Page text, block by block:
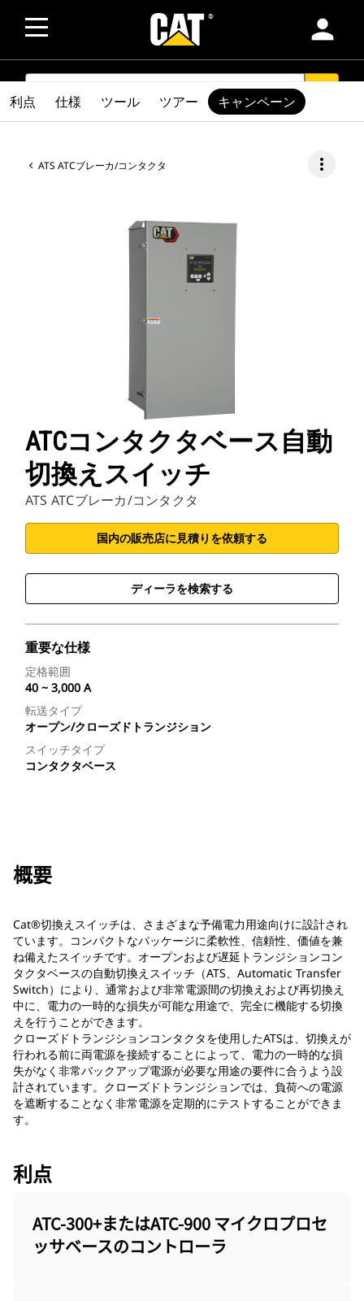
person
SEARCH
ATS ATCブレーカ/コンタクタ more_vert
ATCコンタクタベース自動
切換えスイッチ
ATS ATCブレーカ/コンタクタ
国内の販売店に見積りを依頼する
ディーラを検索する
重要な仕様
定格範囲
40 ~ 3,000 A
転送タイプ
オープン/クローズドトランジション
スイッチタイプ
コンタクタベース
利点 仕様 ツール ツアー キャンペーン
概要
Cat®切換えスイッチは、さまざまな予備電力用途向けに設計され
ています。コンパクトなパッケージに柔軟性、信頼性、価値を兼
ね備えたスイッチです。オープンおよび遅延トランジションコン
タクタベースの自動切換えスイッチ（ATS、Automatic Transfer
Switch）により、通常および非常電源間の切換えおよび再切換え
中に、電力の一時的な損失が可能な用途で、完全に機能する切換
えを行うことができます。
クローズドトランジションコンタクタを使用したATSは、切換えが
行われる前に両電源を接続することによって、電力の一時的な損
失がなく非常バックアップ電源が必要な用途の要件に合うよう設
計されています。クローズドトランジションでは、負荷への電源
を遮断することなく非常電源を定期的にテストすることができま
す。
利点
ATC-300+またはATC-900 マイクロプロセ
ッサベースのコントローラ